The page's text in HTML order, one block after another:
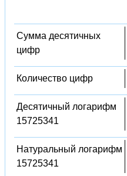
Сумма десятичных
цифр
Количество цифр
Десятичный логарифм
15725341
Натуральный логарифм
15725341